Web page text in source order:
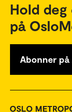
Hold
på
Abonner